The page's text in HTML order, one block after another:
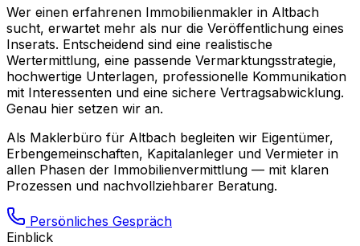
Wer einen erfahrenen Immobilienmakler in Altbach
sucht, erwartet mehr als nur die Veröffentlichung eines
Inserats. Entscheidend sind eine realistische
Wertermittlung, eine passende Vermarktungsstrategie,
hochwertige Unterlagen, professionelle Kommunikation
mit Interessenten und eine sichere Vertragsabwicklung.
Genau hier setzen wir an.
Als Maklerbüro für Altbach begleiten wir Eigentümer,
Erbengemeinschaften, Kapitalanleger und Vermieter in
allen Phasen der Immobilienvermittlung — mit klaren
Prozessen und nachvollziehbarer Beratung.
Persönliches Gespräch
Einblick